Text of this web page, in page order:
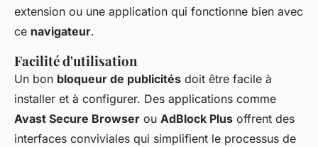
extension ou une application qui fonctionne bien avec
ce navigateur.
Facilité d'utilisation
Un bon bloqueur de publicités doit être facile à
installer et à configurer. Des applications comme
Avast Secure Browser ou AdBlock Plus offrent des
interfaces conviviales qui simplifient le processus de